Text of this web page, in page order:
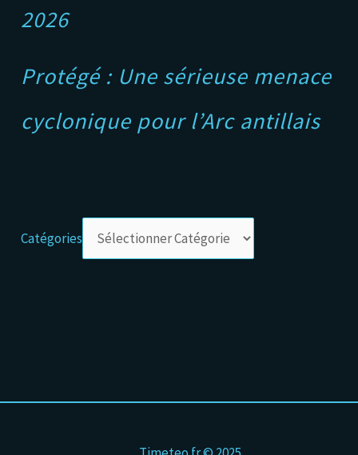
2026
Protégé : Une sérieuse menace
cyclonique pour l’Arc antillais
Catégories